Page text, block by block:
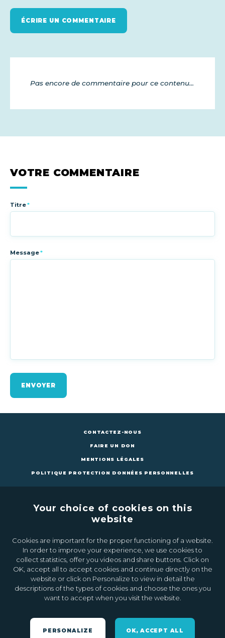
ÉCRIRE UN COMMENTAIRE
Pas encore de commentaire pour ce contenu...
VOTRE COMMENTAIRE
Titre*
Message*
ENVOYER
CONTACTEZ-NOUS
FAIRE UN DON
MENTIONS LÉGALES
POLITIQUE PROTECTION DONNÉES PERSONNELLES
CONTACTEZ-NOUS FAIRE UN DON
Inscrivez-vous à la newsletter
Ok
Your choice of cookies on this
website
Cookies are important for the proper functioning of a website.
In order to improve your experience, we use cookies to
collect statistics, offer you videos and share buttons. Click on
OK, accept all to accept cookies and continue directly on the
website or click on Personalize to view in detail the
descriptions of the types of cookies and choose the ones you
want to accept when you visit the website.
PERSONALIZE OK, ACCEPT ALL